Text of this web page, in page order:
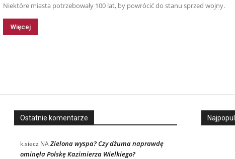
Niektóre miasta potrzebowały 100 lat, by powrócić do stanu sprzed wojny.
Więcej
Ostatnie komentarze
k.siecz NAZielona wyspa? Czy dżuma naprawdę
ominęła Polskę Kazimierza Wielkiego?